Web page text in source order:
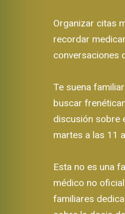
Organizar citas
recordar
conversaciones
Te suena
buscar
discusión sobre
martes a las 11
Esta no es una
médico no
familiares